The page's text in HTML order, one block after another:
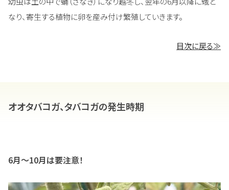
なり、寄生する植物に卵を産み付け繁殖していきます。
目次に戻る≫
オオタバコガ、タバコガの発生時期
6月～10月は要注意！